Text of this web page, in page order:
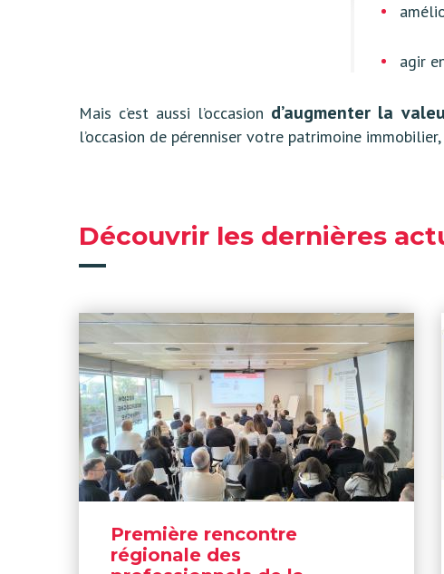
agir
Mais c’est aussi l’occasion d’augmenter la
l’occasion de pérenniser votre patrimoine
Découvrir les dernières
Première rencontre
régionale des